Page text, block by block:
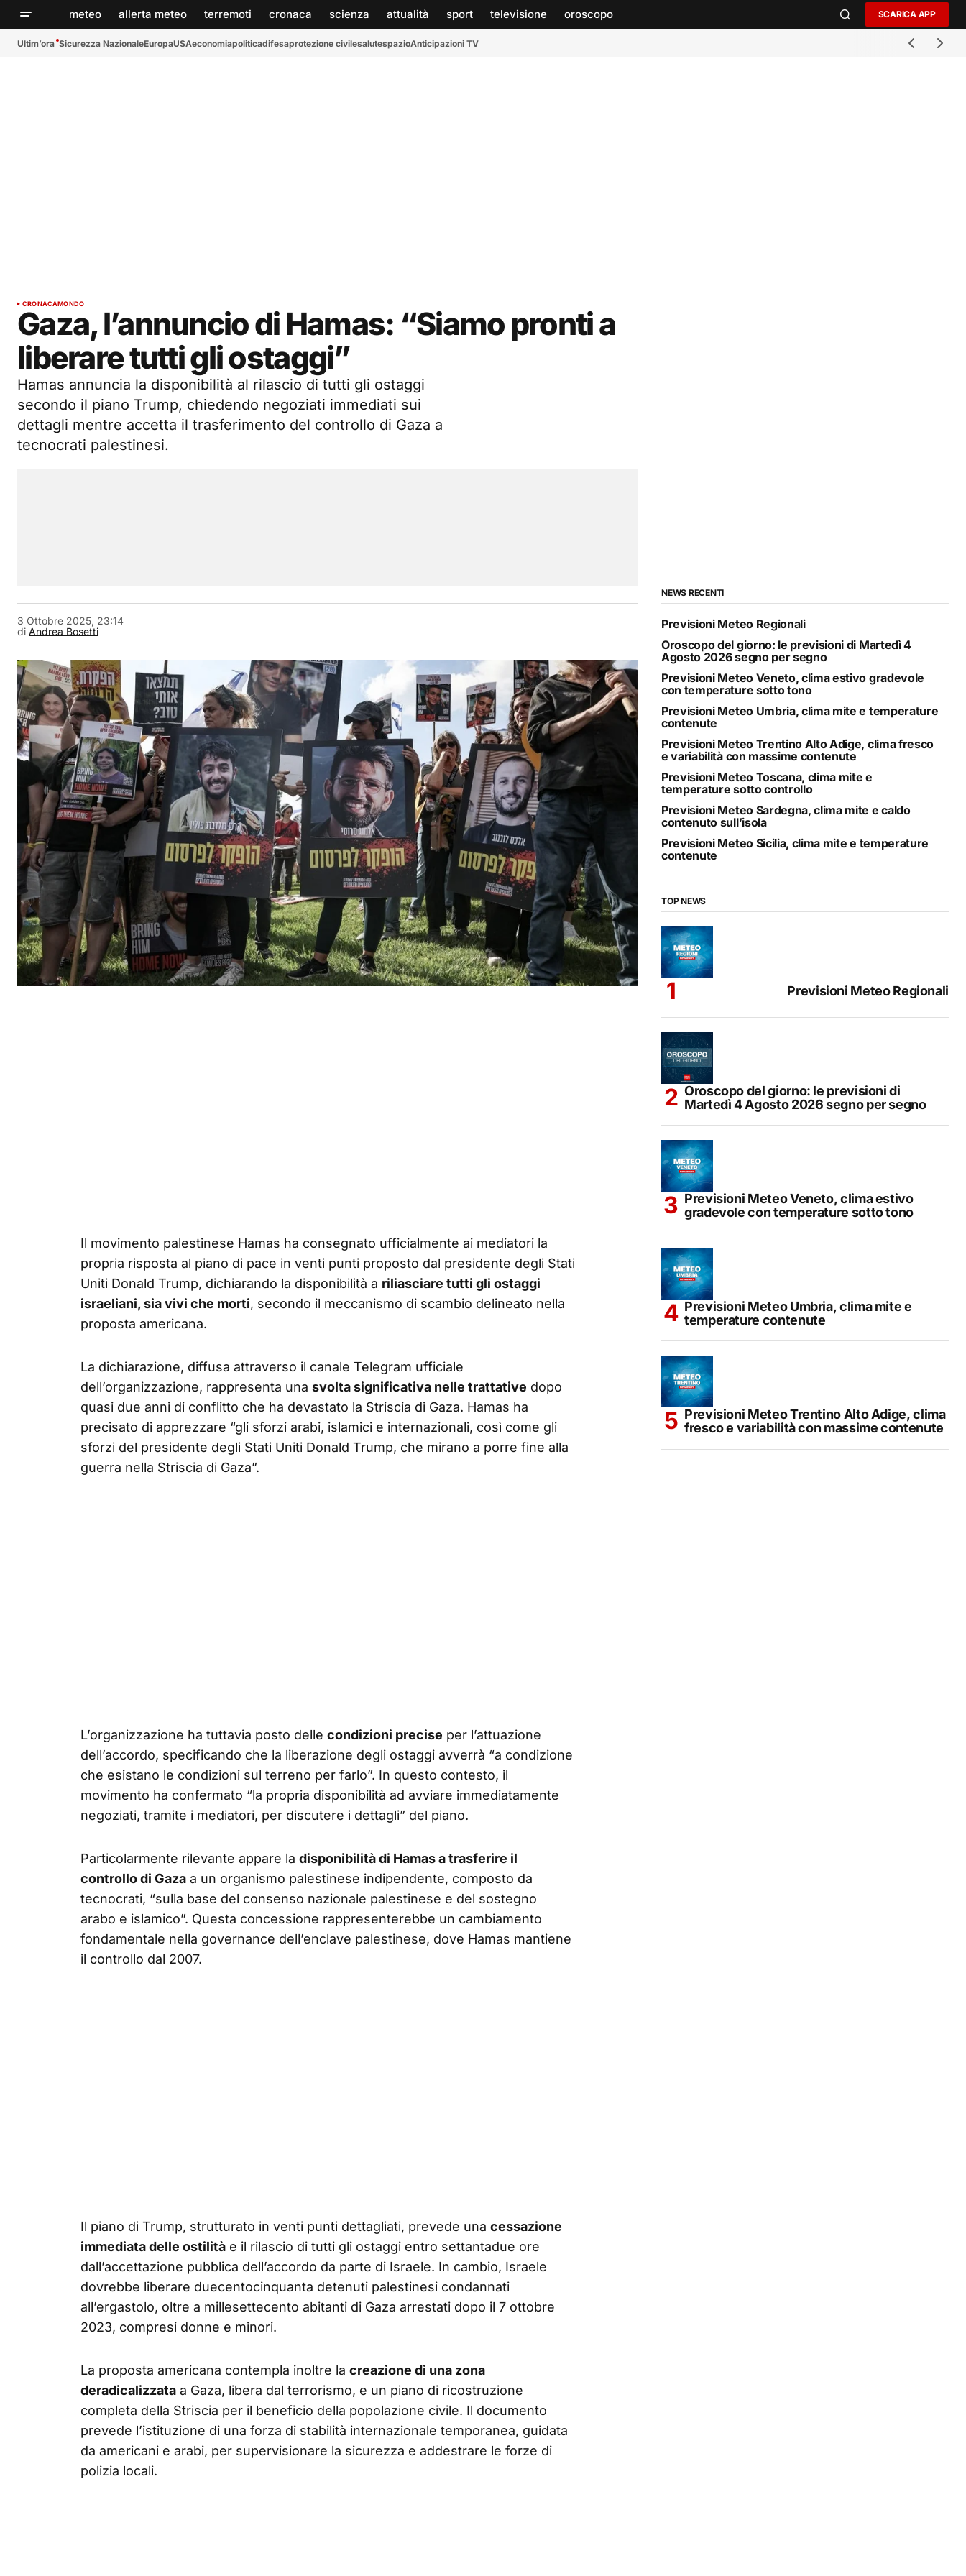
meteo allerta meteo terremoti cronaca scienza attualità sport televisione oroscopo SCARICA APP
Ultim’ora Sicurezza NazionaleEuropaUSAeconomiapoliticadifesaprotezione civilesalutespazioAnticipazioni TV
CRONACAMONDO
Gaza, l’annuncio di Hamas: “Siamo pronti a
liberare tutti gli ostaggi”
Hamas annuncia la disponibilità al rilascio di tutti gli ostaggi
secondo il piano Trump, chiedendo negoziati immediati sui
dettagli mentre accetta il trasferimento del controllo di Gaza a
tecnocrati palestinesi.
di Andrea Bosetti
3 Ottobre 2025, 23:14
Il movimento palestinese Hamas ha consegnato ufficialmente ai mediatori la
propria risposta al piano di pace in venti punti proposto dal presidente degli Stati
Uniti Donald Trump, dichiarando la disponibilità a riliasciare tutti gli ostaggi
israeliani, sia vivi che morti, secondo il meccanismo di scambio delineato nella
proposta americana.
La dichiarazione, diffusa attraverso il canale Telegram ufficiale
dell’organizzazione, rappresenta una svolta significativa nelle trattative dopo
quasi due anni di conflitto che ha devastato la Striscia di Gaza. Hamas ha
precisato di apprezzare “gli sforzi arabi, islamici e internazionali, così come gli
sforzi del presidente degli Stati Uniti Donald Trump, che mirano a porre fine alla
guerra nella Striscia di Gaza”.
L’organizzazione ha tuttavia posto delle condizioni precise per l’attuazione
dell’accordo, specificando che la liberazione degli ostaggi avverrà “a condizione
che esistano le condizioni sul terreno per farlo”. In questo contesto, il
movimento ha confermato “la propria disponibilità ad avviare immediatamente
negoziati, tramite i mediatori, per discutere i dettagli” del piano.
Particolarmente rilevante appare la disponibilità di Hamas a trasferire il
controllo di Gaza a un organismo palestinese indipendente, composto da
tecnocrati, “sulla base del consenso nazionale palestinese e del sostegno
arabo e islamico”. Questa concessione rappresenterebbe un cambiamento
fondamentale nella governance dell’enclave palestinese, dove Hamas mantiene
il controllo dal 2007.
Il piano di Trump, strutturato in venti punti dettagliati, prevede una cessazione
immediata delle ostilità e il rilascio di tutti gli ostaggi entro settantadue ore
dall’accettazione pubblica dell’accordo da parte di Israele. In cambio, Israele
dovrebbe liberare duecentocinquanta detenuti palestinesi condannati
all’ergastolo, oltre a millesettecento abitanti di Gaza arrestati dopo il 7 ottobre
2023, compresi donne e minori.
La proposta americana contempla inoltre la creazione di una zona
deradicalizzata a Gaza, libera dal terrorismo, e un piano di ricostruzione
completa della Striscia per il beneficio della popolazione civile. Il documento
prevede l’istituzione di una forza di stabilità internazionale temporanea, guidata
da americani e arabi, per supervisionare la sicurezza e addestrare le forze di
polizia locali.
NEWS RECENTI
Previsioni Meteo Regionali
Oroscopo del giorno: le previsioni di Martedì 4
Agosto 2026 segno per segno
Previsioni Meteo Veneto, clima estivo gradevole
con temperature sotto tono
Previsioni Meteo Umbria, clima mite e temperature
contenute
Previsioni Meteo Trentino Alto Adige, clima fresco
e variabilità con massime contenute
Previsioni Meteo Toscana, clima mite e
temperature sotto controllo
Previsioni Meteo Sardegna, clima mite e caldo
contenuto sull’isola
Previsioni Meteo Sicilia, clima mite e temperature
contenute
TOP NEWS
Previsioni Meteo Regionali
Oroscopo del giorno: le previsioni di
Martedì 4 Agosto 2026 segno per segno
Previsioni Meteo Veneto, clima estivo
gradevole con temperature sotto tono
Previsioni Meteo Umbria, clima mite e
temperature contenute
Previsioni Meteo Trentino Alto Adige, clima
fresco e variabilità con massime contenute